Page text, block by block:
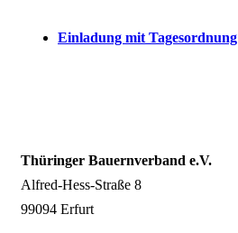
Einladung mit Tagesordnung
Thüringer Bauernverband e.V.
Alfred-Hess-Straße 8
99094 Erfurt